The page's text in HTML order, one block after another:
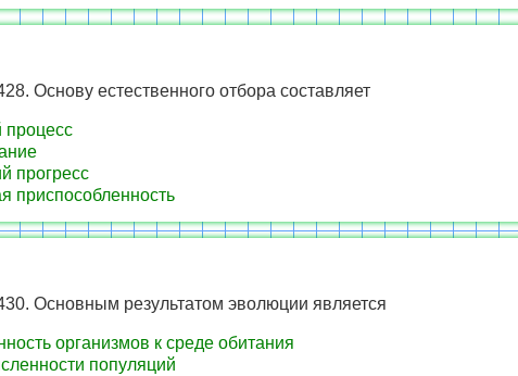
Основу естественного отбора составляет
про­цесс
прогресс
приспособленность
Основным результатом эволюции является
организмов к среде обитания
популяций